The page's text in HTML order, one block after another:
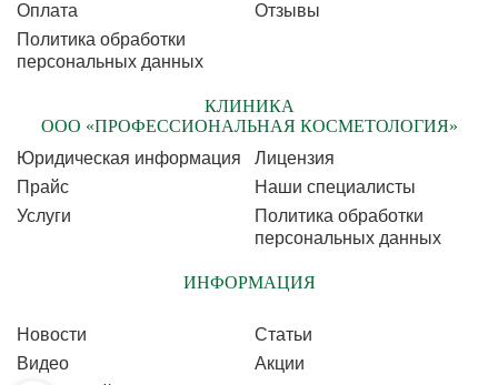
Оплата
Отзывы
Политика обработки
персональных данных
КЛИНИКА
ООО «ПРОФЕССИОНАЛЬНАЯ КОСМЕТОЛОГИЯ»
Юридическая информация
Лицензия
Прайс
Наши специалисты
Услуги
Политика обработки
персональных данных
ИНФОРМАЦИЯ
Новости
Статьи
Видео
Акции